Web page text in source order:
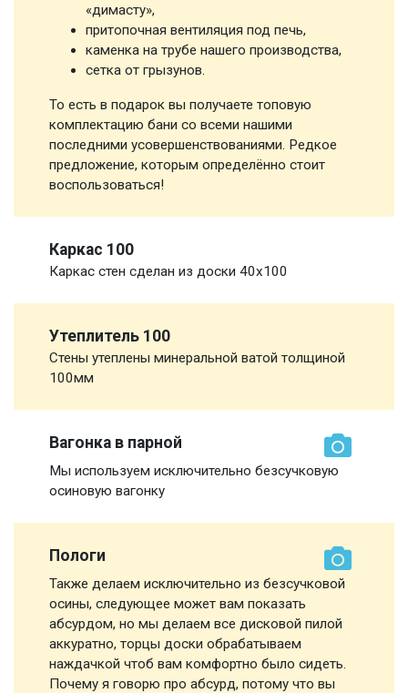
«димасту»,
притопочная вентиляция под печь,
каменка на трубе нашего производства,
сетка от грызунов.
То есть в подарок вы получаете топовую
комплектацию бани со всеми нашими
последними усовершенствованиями. Редкое
предложение, которым определённо стоит
воспользоваться!
Каркас 100
Каркас стен сделан из доски 40х100
Утеплитель 100
Стены утеплены минеральной ватой толщиной
100мм
Вагонка в парной
Мы используем исключительно безсучковую
осиновую вагонку
Пологи
Также делаем исключительно из безсучковой
осины, следующее может вам показать
абсурдом, но мы делаем все дисковой пилой
аккуратно, торцы доски обрабатываем
наждачкой чтоб вам комфортно было сидеть.
Почему я говорю про абсурд, потому что вы